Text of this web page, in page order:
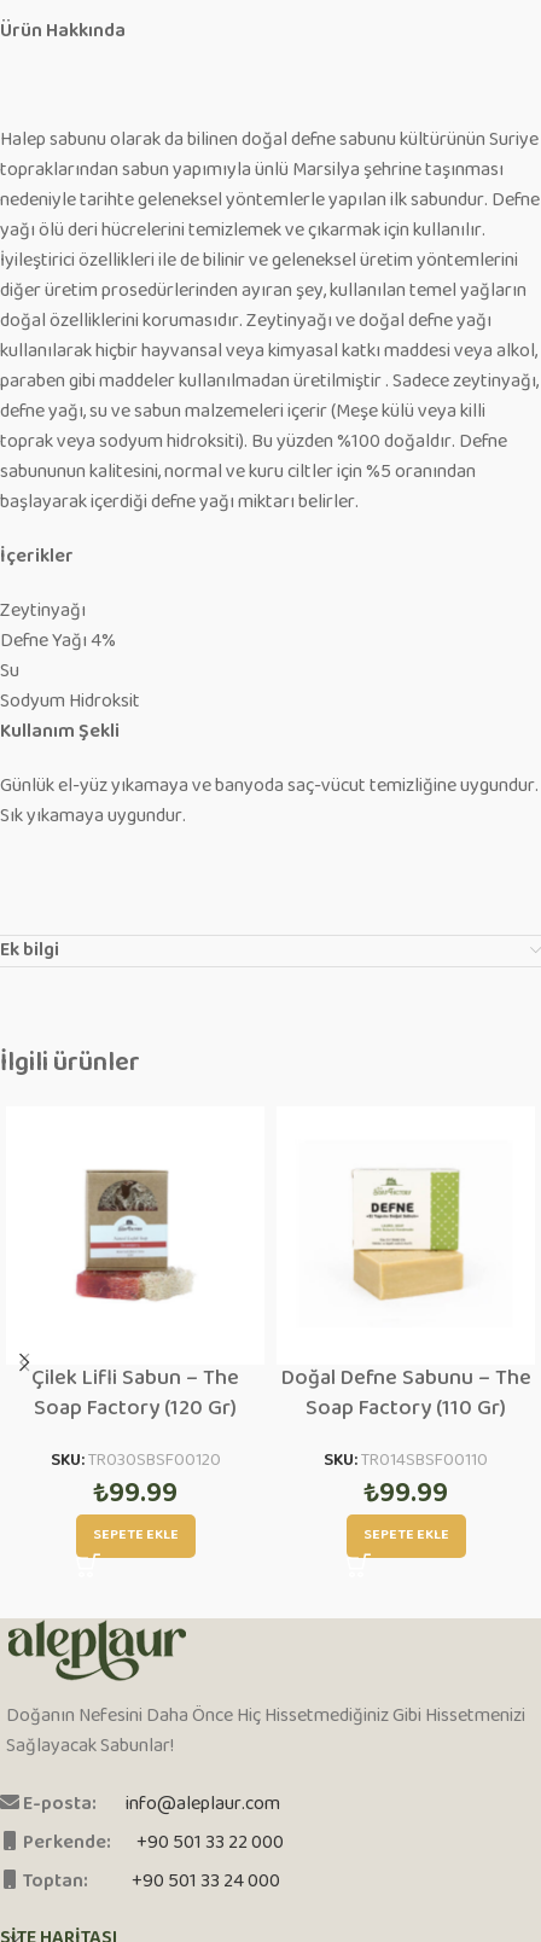
Ürün Hakkında
Halep sabunu olarak da bilinen doğal defne sabunu kültürünün Suriye
topraklarından sabun yapımıyla ünlü Marsilya şehrine taşınması
nedeniyle tarihte geleneksel yöntemlerle yapılan ilk sabundur. Defne
yağı ölü deri hücrelerini temizlemek ve çıkarmak için kullanılır.
İyileştirici özellikleri ile de bilinir ve geleneksel üretim yöntemlerini
diğer üretim prosedürlerinden ayıran şey, kullanılan temel yağların
doğal özelliklerini korumasıdır. Zeytinyağı ve doğal defne yağı
kullanılarak hiçbir hayvansal veya kimyasal katkı maddesi veya alkol,
paraben gibi maddeler kullanılmadan üretilmiştir . Sadece zeytinyağı,
defne yağı, su ve sabun malzemeleri içerir (Meşe külü veya killi
toprak veya sodyum hidroksiti). Bu yüzden %100 doğaldır. Defne
sabununun kalitesini, normal ve kuru ciltler için %5 oranından
başlayarak içerdiği defne yağı miktarı belirler.
İçerikler
Zeytinyağı
Defne Yağı 4%
Su
Sodyum Hidroksit
Kullanım Şekli
Günlük el-yüz yıkamaya ve banyoda saç-vücut temizliğine uygundur.
Sık yıkamaya uygundur.
Ek bilgi
İlgili ürünler
Çilek Lifli Sabun – The
Soap Factory (120 Gr)
SKU:TR030SBSF00120
₺99.99
SEPETE EKLE
Doğal Defne Sabunu – The
Soap Factory (110 Gr)
SKU:TR014SBSF00110
₺99.99
SEPETE EKLE
Doğanın Nefesini Daha Önce Hiç Hissetmediğiniz Gibi Hissetmenizi
Sağlayacak Sabunlar!
E-posta:
info@aleplaur.com
Perkende:
+90 501 33 22 000
Toptan:
+90 501 33 24 000